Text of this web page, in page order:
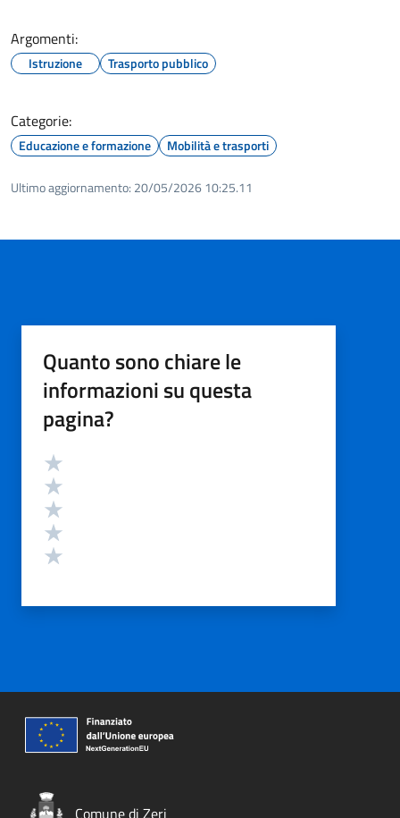
Argomenti:
Istruzione Trasporto pubblico
Categorie:
Educazione e formazione Mobilità e trasporti
Ultimo aggiornamento: 20/05/2026 10:25.11
Quanto sono chiare le
informazioni su questa
pagina?
Valutazione
Comune di Zeri